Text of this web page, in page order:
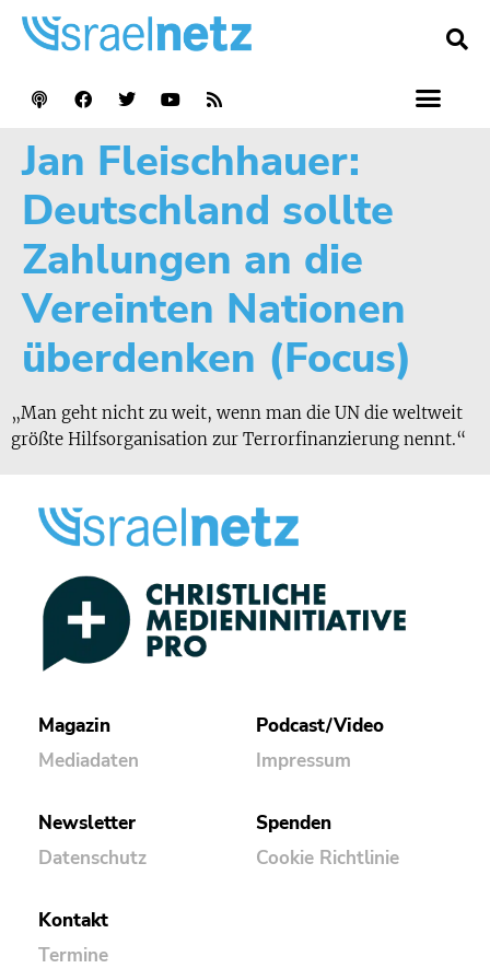
Jan Fleischhauer:
Deutschland sollte
Zahlungen an die
Vereinten Nationen
überdenken (Focus)
„Man geht nicht zu weit, wenn man die UN die weltweit
größte Hilfsorganisation zur Terrorfinanzierung nennt.“
Magazin
Mediadaten
Podcast/Video
Impressum
Newsletter
Datenschutz
Spenden
Cookie Richtlinie
Kontakt
Termine